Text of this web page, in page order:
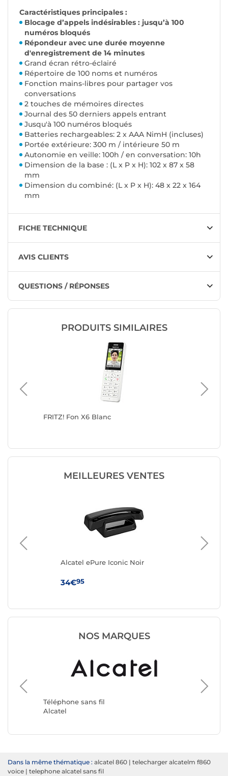
Caractéristiques principales :
Blocage d’appels indésirables : jusqu’à 100
numéros bloqués
Répondeur avec une durée moyenne
d'enregistrement de 14 minutes
Grand écran rétro-éclairé
Répertoire de 100 noms et numéros
Fonction mains-libres pour partager vos
conversations
2 touches de mémoires directes
Journal des 50 derniers appels entrant
Jusqu'à 100 numéros bloqués
Batteries rechargeables: 2 x AAA NimH (incluses)
Portée extérieure: 300 m / intérieure 50 m
Autonomie en veille: 100h / en conversation: 10h
Dimension de la base : (L x P x H): 102 x 87 x 58
mm
Dimension du combiné: (L x P x H): 48 x 22 x 164
mm
FICHE TECHNIQUE
AVIS CLIENTS
QUESTIONS / RÉPONSES
PRODUITS SIMILAIRES
FRITZ! Fon X6 Blanc
MEILLEURES VENTES
Alcatel ePure Iconic Noir
34€95
NOS MARQUES
Téléphone sans fil
Alcatel
Fritz!
Dans la même thématique : alcatel 860 | telecharger alcatelm f860
voice | telephone alcatel sans fil